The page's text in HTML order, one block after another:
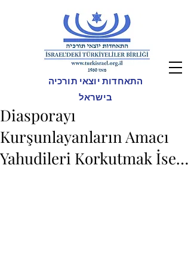
התאחדות יוצאי תורכיה
בישראל
Diasporayı
Kurşunlayanların Amacı
Yahudileri Korkutmak İse…